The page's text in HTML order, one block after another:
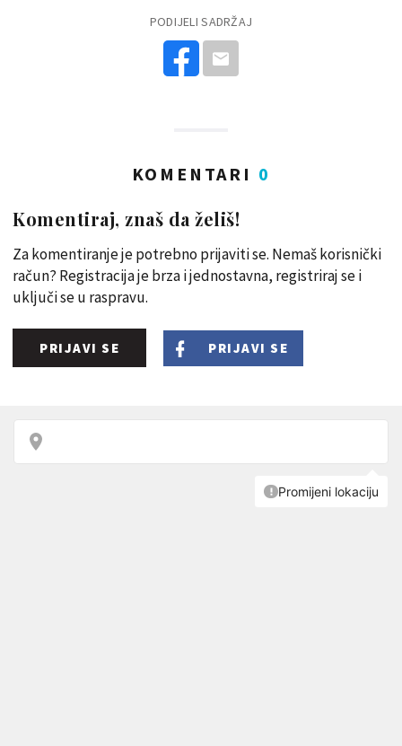
PODIJELI SADRŽAJ
KOMENTARI 0
Komentiraj, znaš da želiš!
Za komentiranje je potrebno prijaviti se. Nemaš korisnički
račun? Registracija je brza i jednostavna, registriraj se i
uključi se u raspravu.
PRIJAVI SE PRIJAVI SE